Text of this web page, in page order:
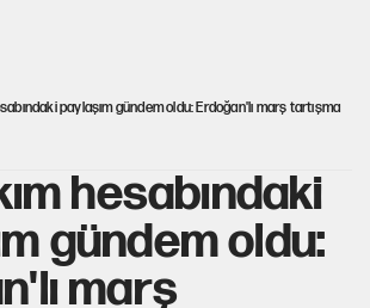
paylaşım gündem oldu: Erdoğan'lı marş tartışma
hesabındaki
gündem oldu:
marş